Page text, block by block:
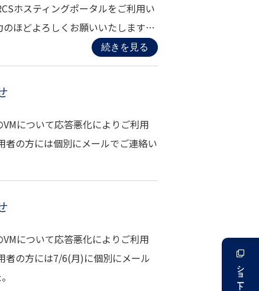
ホスティングポータルをご利用い
のほどよろしくお願いいたします…
続きを見る
について応答悪化によりご利用
者の方には個別にメールでご連絡い
について応答悪化によりご利用
者の方には7/6(月)に個別にメール